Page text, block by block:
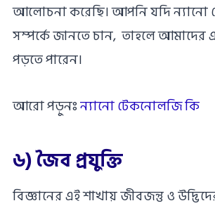
আলোচনা করেছি। আপনি যদি
সম্পর্কে জানতে চান, তাহলে আমাদের
পড়তে পারেন।
আরো পড়ুনঃন্যানো টেকনোলজি কি
৬) জৈব প্রযুক্তি
বিজ্ঞানের এই শাখায় জীবজন্তু ও